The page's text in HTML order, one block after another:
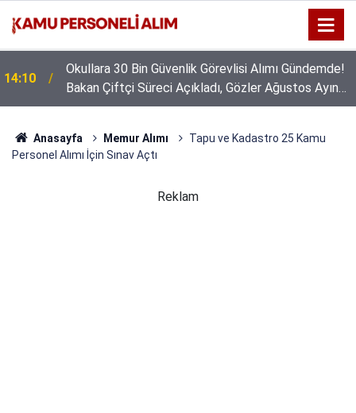
14:10
Okullara 30 Bin Güvenlik Görevlisi Alımı Gündemde!
Bakan Çiftçi Süreci Açıkladı, Gözler Ağustos Ayına
Çevrildi
Anasayfa Memur Alımı
Tapu ve Kadastro 25 Kamu
Personel Alımı İçin Sınav Açtı
Reklam